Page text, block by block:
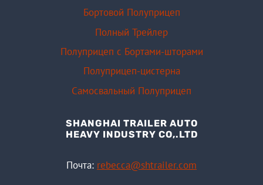
Бортовой Полуприцеп
Полный Трейлер
Полуприцеп с Бортами-шторами
Полуприцеп-цистерна
Самосвальный Полуприцеп
SHANGHAI TRAILER AUTO
HEAVY INDUSTRY CO,.LTD
Почта: rebecca@shtrailer.com